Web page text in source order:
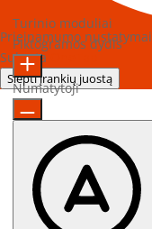
Prieinamumo nustatymai
Sukurta
Slėpti įrankių juostą
Turinio moduliai
Piktogramos dydis
Numatytoji